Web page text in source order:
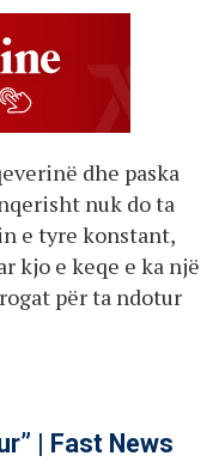
dhe paska
nuk do ta
e tyre konstant,
kjo e keqe e ka një
për ta ndotur
| Fast News